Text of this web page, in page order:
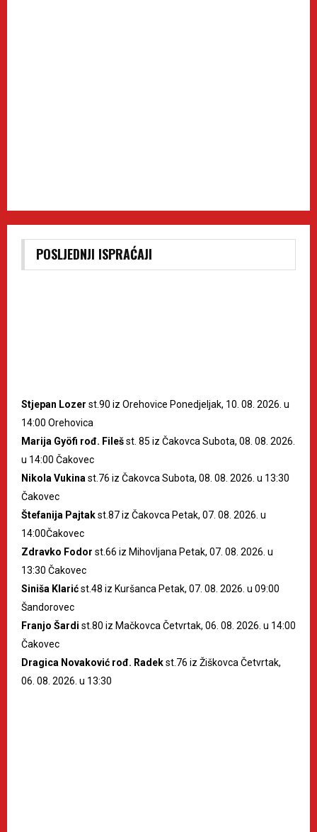
POSLJEDNJI ISPRAĆAJI
Stjepan Lozer st.90 iz Orehovice Ponedjeljak, 10. 08. 2026. u
14:00 Orehovica
Marija Gyöfi rođ. Filešst. 85 iz Čakovca Subota, 08. 08. 2026.
u 14:00 Čakovec
Nikola Vukina st.76 iz Čakovca Subota, 08. 08. 2026. u 13:30
Čakovec
Štefanija Pajtakst.87 iz Čakovca Petak, 07. 08. 2026. u
14:00Čakovec
Zdravko Fodor st.66 iz Mihovljana Petak, 07. 08. 2026. u
13:30 Čakovec
Siniša Klarićst.48 iz Kuršanca Petak, 07. 08. 2026. u 09:00
Šandorovec
Franjo Šardi st.80 iz Mačkovca Četvrtak, 06. 08. 2026. u 14:00
Čakovec
Dragica Novaković rođ. Radekst.76 iz Žiškovca Četvrtak,
06. 08. 2026. u 13:30